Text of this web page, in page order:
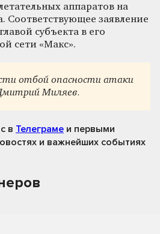
аппаратов на
Соответствующее заявление
субъекта в его
сети «Макс».
отбой опасности атаки
Миляев.
в Телеграме и первыми
и важнейших событиях